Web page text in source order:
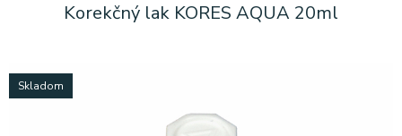
Korekčný lak KORES AQUA 20ml
Skladom